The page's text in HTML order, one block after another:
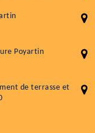
Poyartin
de terrasse et